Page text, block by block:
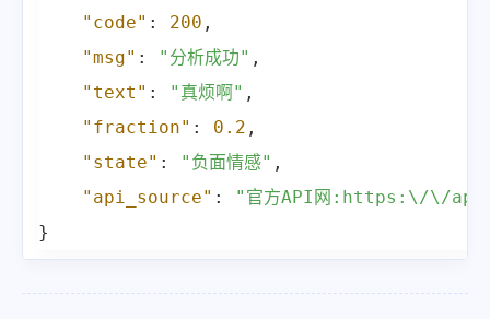
"code" : 200 ,
"msg" : "分析成功" ,
"text" : "真烦啊" ,
"fraction" : 0.2 ,
"state" : "负面情感" ,
"api_source" :
"官方API网:https:\/\/
}